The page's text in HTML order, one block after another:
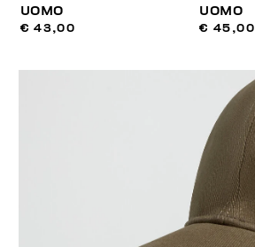
UOMO
€ 43,00
UOMO
€ 45,00